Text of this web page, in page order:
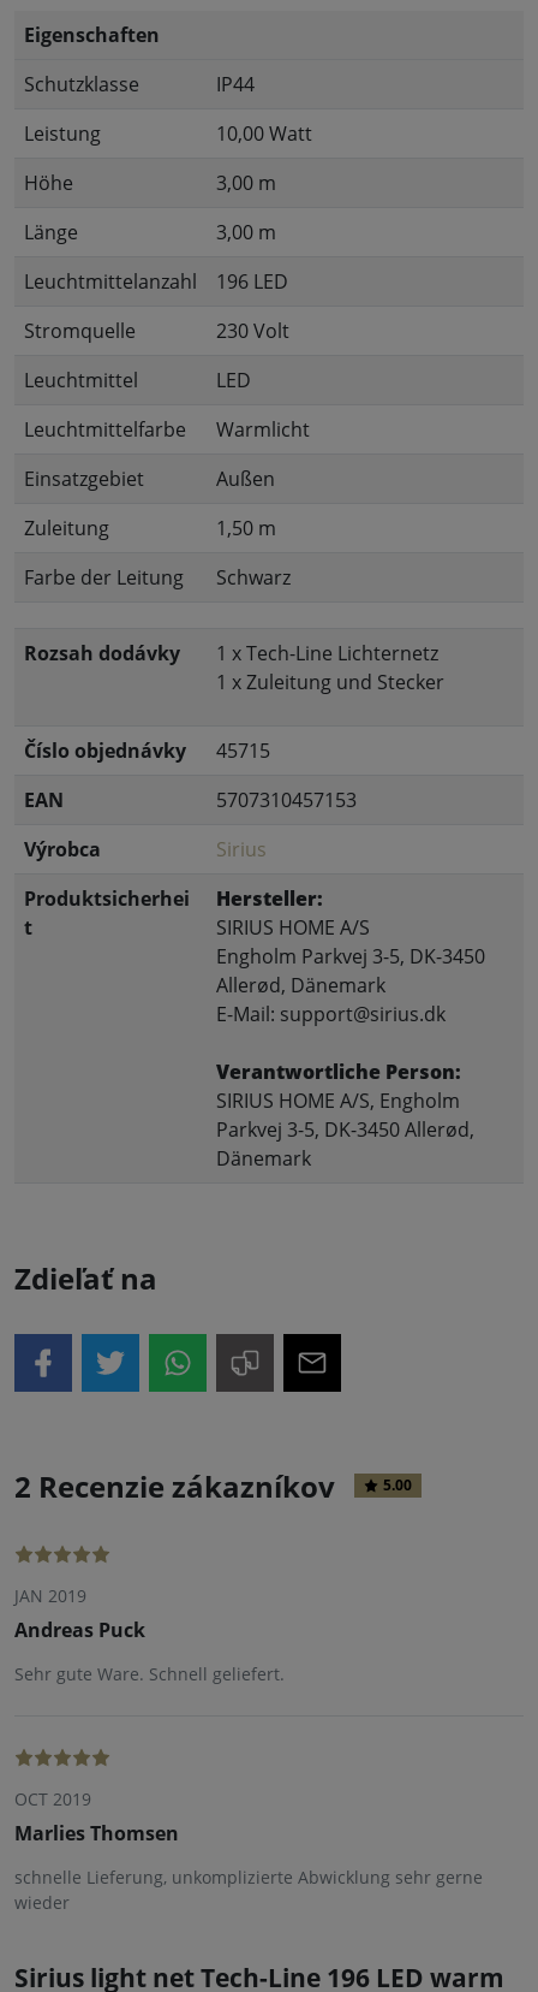
Eigenschaften
Schutzklasse
IP44
Leistung
10,00 Watt
Höhe
3,00 m
Länge
3,00 m
Leuchtmittelanzahl
196 LED
Stromquelle
230 Volt
Leuchtmittel
LED
Leuchtmittelfarbe
Warmlicht
Einsatzgebiet
Außen
Zuleitung
1,50 m
Farbe der Leitung
Schwarz
Rozsah dodávky
1 x Tech-Line Lichternetz
1 x Zuleitung und Stecker
Číslo objednávky
45715
EAN
5707310457153
Výrobca
Sirius
Produktsicherhei
t
Hersteller:
SIRIUS HOME A/S
Engholm Parkvej 3-5, DK-3450
Allerød, Dänemark
E-Mail: support@sirius.dk
Verantwortliche Person:
SIRIUS HOME A/S, Engholm
Parkvej 3-5, DK-3450 Allerød,
Dänemark
Zdieľať na
2 Recenzie zákazníkov 5.00
JAN 2019
Andreas Puck
Sehr gute Ware. Schnell geliefert.
OCT 2019
Marlies Thomsen
schnelle Lieferung, unkomplizierte Abwicklung sehr gerne
wieder
Sirius light net Tech-Line 196 LED warm